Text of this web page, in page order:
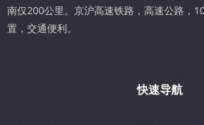
南仅200公里。京沪高速铁路，高速公路，
置，交通便利。
快速导航